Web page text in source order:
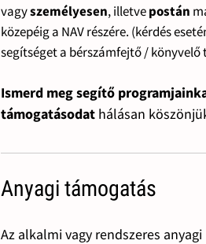
vagyszemélyesen, illetvepostán
közepéig a NAV részére. (kérdés
segítséget a bérszámfejtő / könyvelő
Ismerd meg segítő
támogatásodat hálásan
Anyagi támogatás
Az alkalmi vagy rendszeres anyagi